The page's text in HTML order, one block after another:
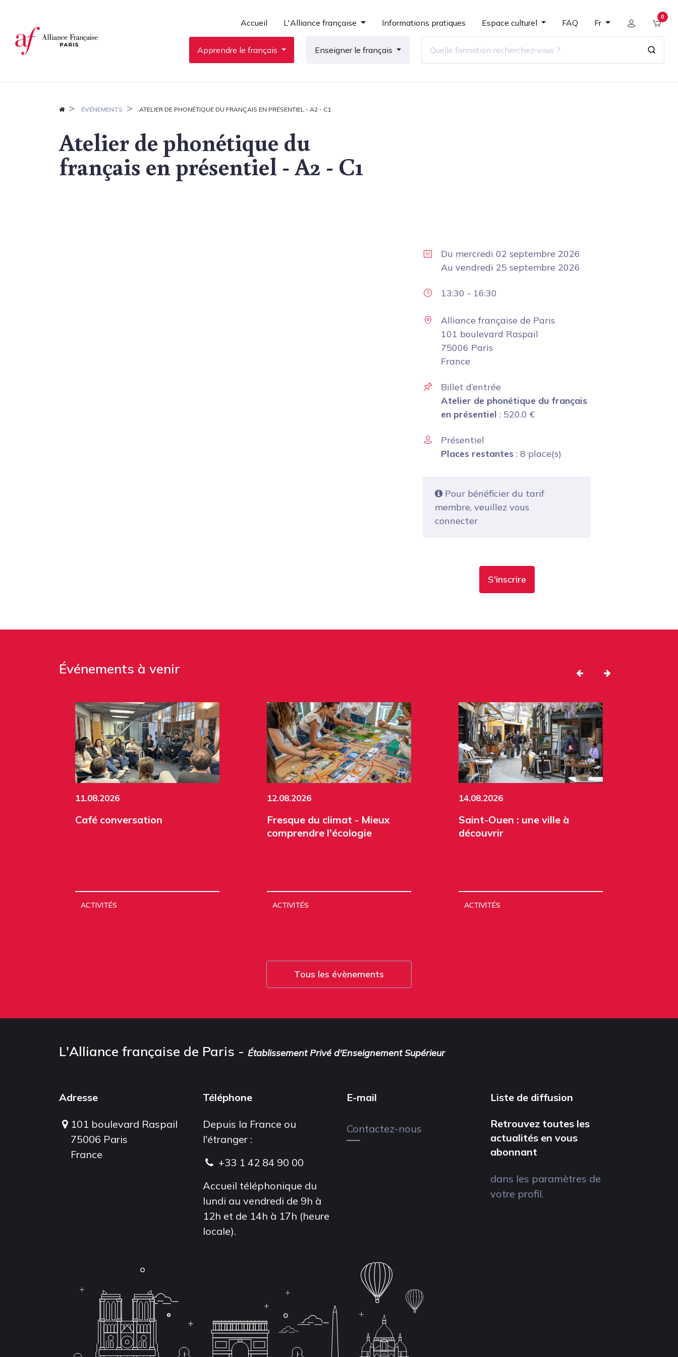
Accueil L'Alliance française Informations pratiques Espace culturel FAQ Fr
0
Apprendre le français Enseigner le français
ÉVÉNEMENTS ATELIER DE PHONÉTIQUE DU FRANÇAIS EN PRÉSENTIEL - A2 - C1
Atelier de phonétique du
français en présentiel - A2 - C1
Du mercredi 02 septembre 2026
Au vendredi 25 septembre 2026
13:30 - 16:30
Alliance française de Paris
101 boulevard Raspail
75006 Paris
France
Billet d’entrée
Atelier de phonétique du français
en présentiel : 520.0 €
Présentiel
Places restantes : 8 place(s)
Pour bénéficier du tarif
membre, veuillez vous
connecter
S'inscrire
Événements à venir
11.08.2026
Café conversation
ACTIVITÉS
12.08.2026
Fresque du climat - Mieux
comprendre l'écologie
ACTIVITÉS
14.08.2026
Saint-Ouen : une ville à
découvrir
ACTIVITÉS
Tous les évènements
L'Alliance française de Paris - Établissement Privé d'Enseignement Supérieur
Adresse
101 boulevard Raspail
75006 Paris
France
Téléphone
Depuis la France ou
l'étranger :
+33 1 42 84 90 00
Accueil téléphonique du
lundi au vendredi de 9h à
12h et de 14h à 17h (heure
locale).
E-mail
Contactez-nous
Liste de diffusion
Retrouvez toutes les
actualités en vous
abonnant
dans les paramètres de
votre profil.